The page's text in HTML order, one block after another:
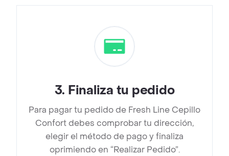
3. Finaliza tu pedido
Para pagar tu pedido de Fresh Line Cepillo
Confort debes comprobar tu dirección,
elegir el método de pago y finaliza
oprimiendo en “Realizar Pedido”.